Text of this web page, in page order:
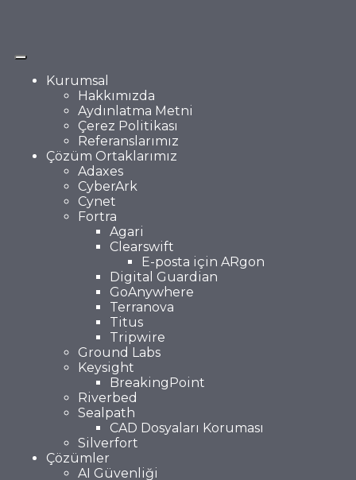
Kurumsal
Hakkımızda
Aydınlatma Metni
Çerez Politikası
Referanslarımız
Çözüm Ortaklarımız
Adaxes
CyberArk
Cynet
Fortra
Agari
Clearswift
E-posta için ARgon
Digital Guardian
GoAnywhere
Terranova
Titus
Tripwire
Ground Labs
Keysight
BreakingPoint
Riverbed
Sealpath
CAD Dosyaları Koruması
Silverfort
Çözümler
AI Güvenliği